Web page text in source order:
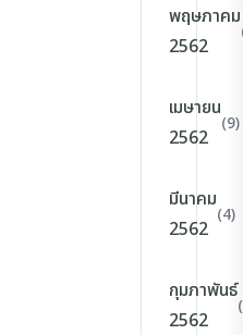
พฤษภาคม
2562
เมษายน
2562
(9)
มีนาคม
2562
(4)
กุมภาพันธ์
2562